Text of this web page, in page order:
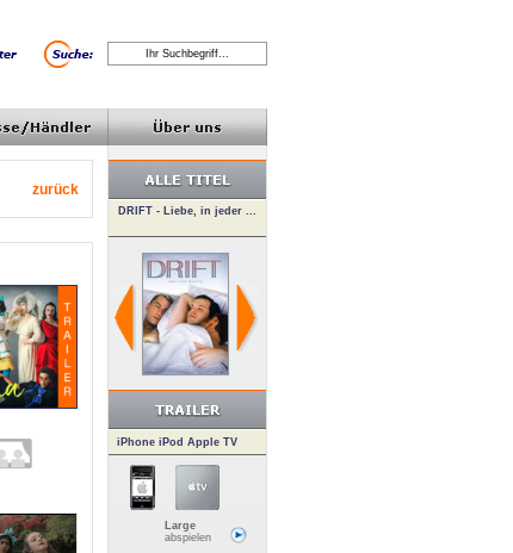
zurück
iPhone iPod Apple TV
Large
abspielen